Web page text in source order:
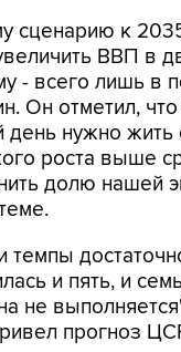
- всего лишь в
Он отметил,
день нужно жить
роста выше
долю нашей
темпы
не
прогноз
роста